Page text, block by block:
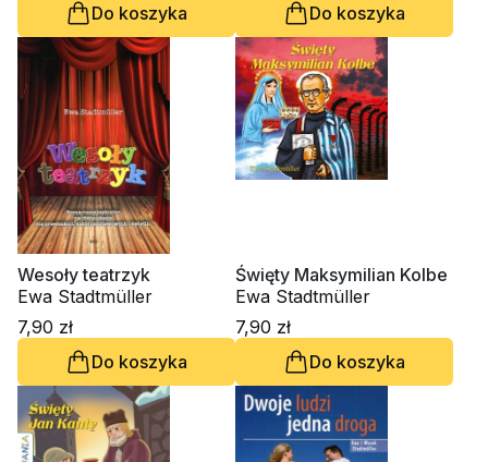
Do koszyka
Do koszyka
Wesoły teatrzyk
Ewa Stadtmüller
7,90 zł
Do koszyka
Święty Maksymilian Kolbe
Ewa Stadtmüller
7,90 zł
Do koszyka